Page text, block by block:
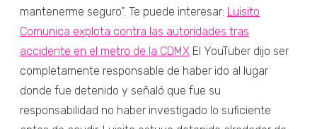
mantenerme seguro”. Te puede interesar: Luisito
Comunica explota contra las autoridades tras
accidente en el metro de la CDMX El YouTuber dijo ser
completamente responsable de haber ido al lugar
donde fue detenido y señaló que fue su
responsabilidad no haber investigado lo suficiente